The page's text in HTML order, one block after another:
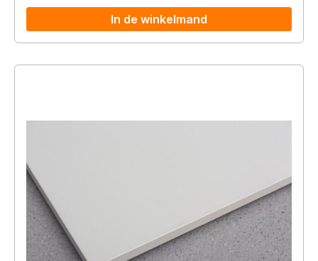
In de winkelmand